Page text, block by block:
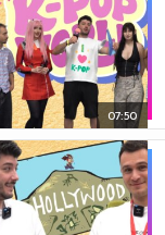
07:50